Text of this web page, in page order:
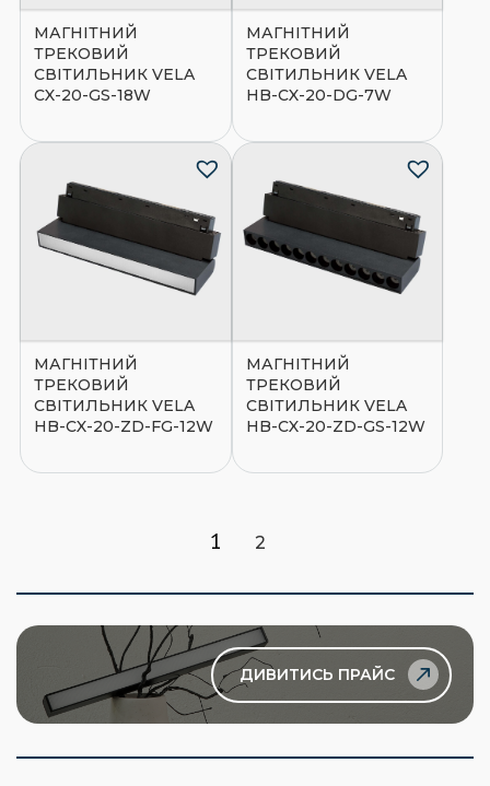
МАГНІТНИЙ
ТРЕКОВИЙ
СВІТИЛЬНИК VELA
CX-20-GS-18W
МАГНІТНИЙ
ТРЕКОВИЙ
СВІТИЛЬНИК VELA
HB-CX-20-DG-7W
МАГНІТНИЙ
ТРЕКОВИЙ
СВІТИЛЬНИК VELA
HB-CX-20-ZD-FG-12W
МАГНІТНИЙ
ТРЕКОВИЙ
СВІТИЛЬНИК VELA
HB-CX-20-ZD-GS-12W
1 2
ДИВИТИСЬ ПРАЙС